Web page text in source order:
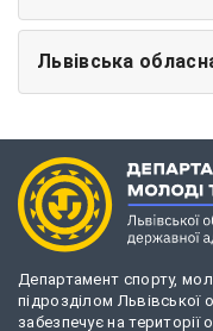
Львівська
Департамент спорту,
підрозділом Львівської
забезпечує на території